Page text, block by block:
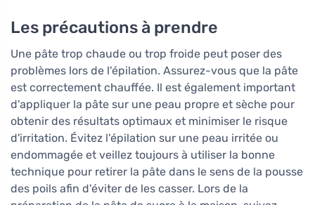
Les précautions à prendre
Une pâte trop chaude ou trop froide peut poser des
problèmes lors de l'épilation. Assurez-vous que la pâte
est correctement chauffée. Il est également important
d'appliquer la pâte sur une peau propre et sèche pour
obtenir des résultats optimaux et minimiser le risque
d'irritation. Évitez l'épilation sur une peau irritée ou
endommagée et veillez toujours à utiliser la bonne
technique pour retirer la pâte dans le sens de la pousse
des poils afin d'éviter de les casser. Lors de la